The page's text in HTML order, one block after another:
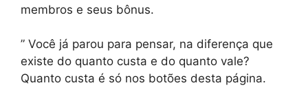
membros e seus bônus.
” Você já parou para pensar, na diferença que
existe do quanto custa e do quanto vale?
Quanto custa é só nos botões desta página.